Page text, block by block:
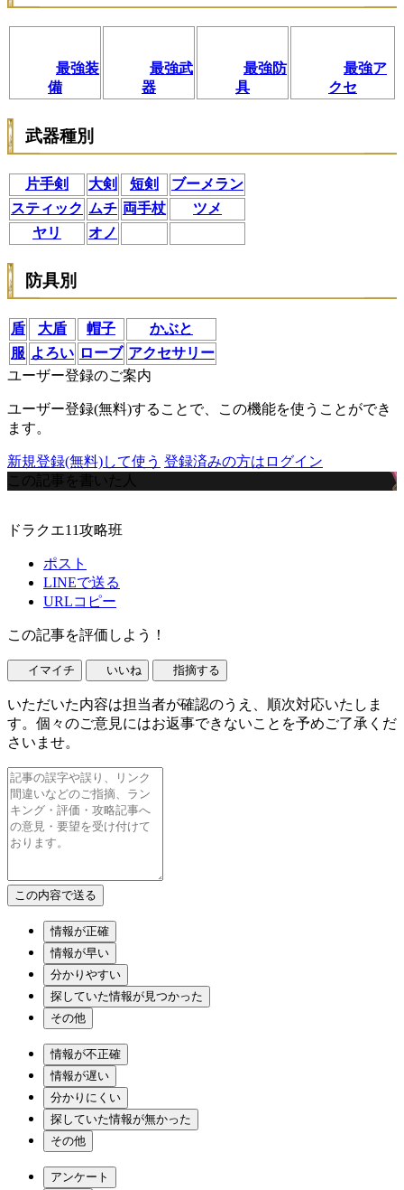
最強装
備
最強武
器
最強防
具
最強ア
クセ
武器種別
片手剣 大剣 短剣
ブーメラン
スティック ムチ 両手杖
ツメ
ヤリ
オノ
防具別
盾 大盾 帽子
かぶと
服 よろい ローブ アクセサリー
ユーザー登録のご案内
ユーザー登録(無料)することで、この機能を使うことができ
ます。
新規登録(無料)して使う 登録済みの方はログイン
この記事を書いた人
ドラクエ11攻略班
ポスト
LINEで送る
URLコピー
この記事を評価しよう！
イマイチ いいね 指摘する
いただいた内容は担当者が確認のうえ、順次対応いたしま
す。個々のご意見にはお返事できないことを予めご了承くだ
さいませ。
情報が正確
情報が早い
分かりやすい
探していた情報が見つかった
その他
情報が不正確
情報が遅い
分かりにくい
探していた情報が無かった
その他
アンケート